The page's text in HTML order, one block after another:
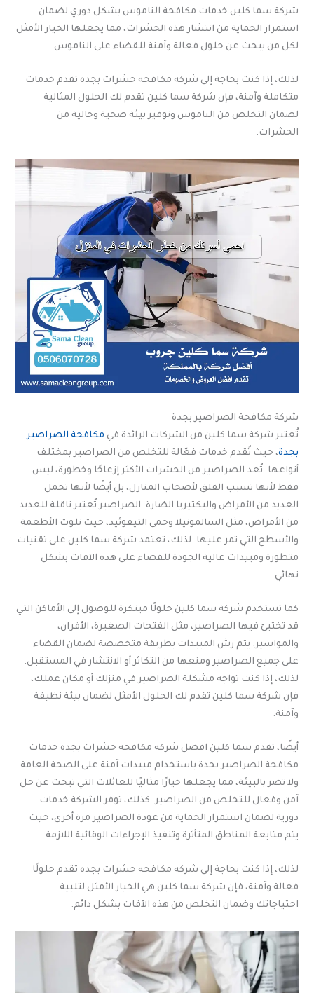
شركة سما كلين خدمات مكافحة الناموس بشكل دوري لضمان
استمرار الحماية من انتشار هذه الحشرات، مما يجعلها الخيار الأمثل
لكل من يبحث عن حلول فعالة وآمنة للقضاء على الناموس.
لذلك، إذا كنت بحاجة إلى شركه مكافحه حشرات بجده تقدم خدمات
متكاملة وآمنة، فإن شركة سما كلين تقدم لك الحلول المثالية
لضمان التخلص من الناموس وتوفير بيئة صحية وخالية من
الحشرات.
شركة مكافحة الصراصير بجدة
تُعتبر شركة سما كلين من الشركات الرائدة في مكافحة الصراصير
بجدة، حيث تُقدم خدمات فعّالة للتخلص من الصراصير بمختلف
أنواعها. تُعد الصراصير من الحشرات الأكثر إزعاجًا وخطورة، ليس
فقط لأنها تسبب القلق لأصحاب المنازل، بل أيضًا لأنها تحمل
العديد من الأمراض والبكتيريا الضارة. الصراصير تُعتبر ناقلة للعديد
من الأمراض، مثل السالمونيلا وحمى التيفوئيد، حيث تلوث الأطعمة
والأسطح التي تمر عليها. لذلك، تعتمد شركة سما كلين على تقنيات
متطورة ومبيدات عالية الجودة للقضاء على هذه الآفات بشكل
نهائي.
كما تستخدم شركة سما كلين حلولًا مبتكرة للوصول إلى الأماكن التي
قد تختبئ فيها الصراصير، مثل الفتحات الصغيرة، الأفران،
والمواسير. يتم رش المبيدات بطريقة متخصصة لضمان القضاء
على جميع الصراصير ومنعها من التكاثر أو الانتشار في المستقبل.
لذلك، إذا كنت تواجه مشكلة الصراصير في منزلك أو مكان عملك،
فإن شركة سما كلين تقدم لك الحلول الأمثل لضمان بيئة نظيفة
وآمنة.
أيضًا، تقدم سما كلين افضل شركه مكافحه حشرات بجده خدمات
مكافحة الصراصير بجدة باستخدام مبيدات آمنة على الصحة العامة
ولا تضر بالبيئة، مما يجعلها خيارًا مثاليًا للعائلات التي تبحث عن حل
آمن وفعال للتخلص من الصراصير. كذلك، توفر الشركة خدمات
دورية لضمان استمرار الحماية من عودة الصراصير مرة أخرى، حيث
يتم متابعة المناطق المتأثرة وتنفيذ الإجراءات الوقائية اللازمة.
لذلك، إذا كنت بحاجة إلى شركه مكافحه حشرات بجده تقدم حلولًا
فعالة وآمنة، فإن شركة سما كلين هي الخيار الأمثل لتلبية
احتياجاتك وضمان التخلص من هذه الآفات بشكل دائم.